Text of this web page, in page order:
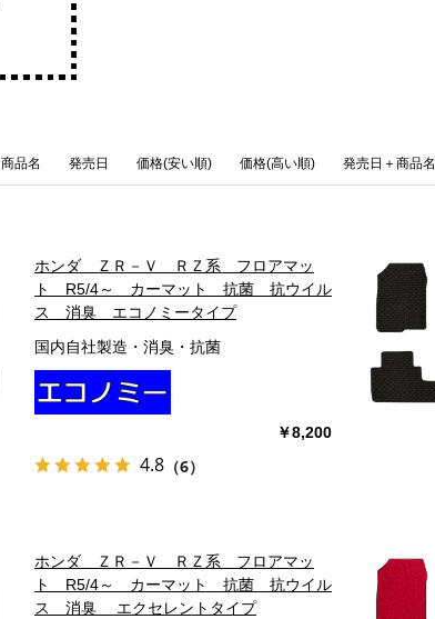
商品名 発売日 価格(安い順) 価格(高い順) 発売日＋商品名
ホンダ ＺＲ－Ｖ ＲＺ系 フロアマッ
ト R5/4～ カーマット 抗菌 抗ウイル
ス 消臭 エコノミータイプ
国内自社製造・消臭・抗菌
￥8,200
4.8 （6）
ホンダ ＺＲ－Ｖ ＲＺ系 フロアマッ
ト R5/4～ カーマット 抗菌 抗ウイル
ス 消臭 エクセレントタイプ